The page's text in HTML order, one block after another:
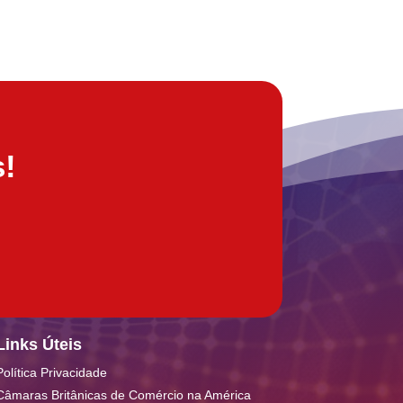
Úteis
Privacidade
Britânicas de Comércio na América